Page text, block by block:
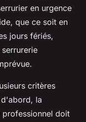
en urgence
que ce soit en
jours fériés,
critères
la
doit